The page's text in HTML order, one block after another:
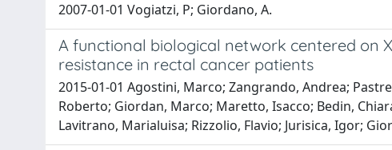
2007-01-01 Vogiatzi, P; Giordano, A.
A functional biological network centered on
resistance in rectal cancer patients
2015-01-01 Agostini, Marco; Zangrando, Andrea;
Roberto; Giordan, Marco; Maretto, Isacco; Bedin,
Lavitrano, Marialuisa; Rizzolio, Flavio; Jurisica, Igor;